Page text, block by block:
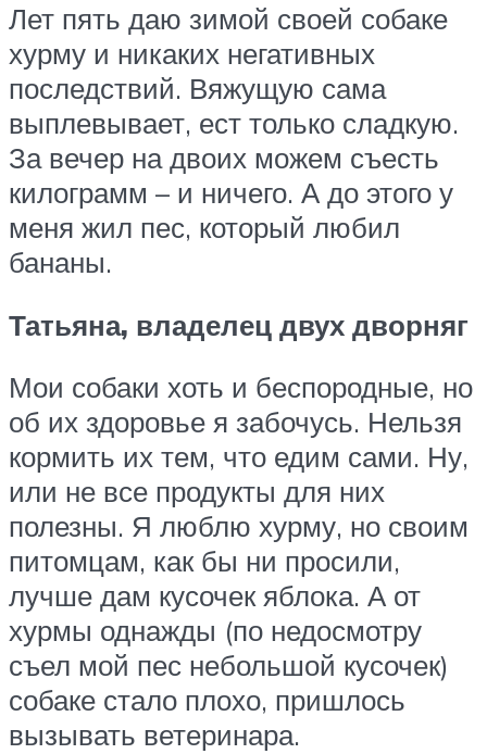
Лет пять даю зимой своей собаке
хурму и никаких негативных
последствий. Вяжущую сама
выплевывает, ест только сладкую.
За вечер на двоих можем съесть
килограмм – и ничего. А до этого у
меня жил пес, который любил
бананы.
Татьяна, владелец двух дворняг
Мои собаки хоть и беспородные, но
об их здоровье я забочусь. Нельзя
кормить их тем, что едим сами. Ну,
или не все продукты для них
полезны. Я люблю хурму, но своим
питомцам, как бы ни просили,
лучше дам кусочек яблока. А от
хурмы однажды (по недосмотру
съел мой пес небольшой кусочек)
собаке стало плохо, пришлось
вызывать ветеринара.